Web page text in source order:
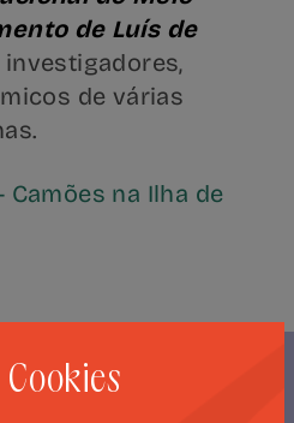
de Luís de
de várias
Camões na Ilha de